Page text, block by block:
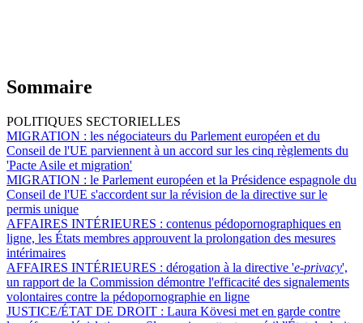
Sommaire
POLITIQUES SECTORIELLES
MIGRATION : les négociateurs du Parlement européen et du
Conseil de l'UE parviennent à un accord sur les cinq règlements du
'Pacte Asile et migration'
MIGRATION : le Parlement européen et la Présidence espagnole du
Conseil de l'UE s'accordent sur la révision de la directive sur le
permis unique
AFFAIRES INTÉRIEURES : contenus pédopornographiques en
ligne, les États membres approuvent la prolongation des mesures
intérimaires
AFFAIRES INTÉRIEURES : dérogation à la directive 'e-privacy',
un rapport de la Commission démontre l'efficacité des signalements
volontaires contre la pédopornographie en ligne
JUSTICE/ÉTAT DE DROIT : Laura Kövesi met en garde contre